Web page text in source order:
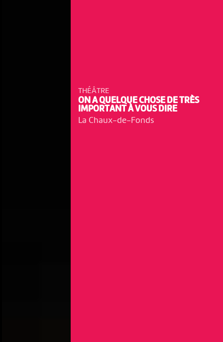
THÉÂTRE
ON A QUELQUE CHOSE DE TRÈS
IMPORTANT À VOUS DIRE
La Chaux-de-Fonds